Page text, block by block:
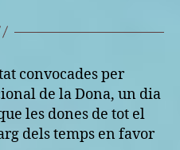
convocades per
de la Dona, un dia
les dones de tot el
dels temps en favor